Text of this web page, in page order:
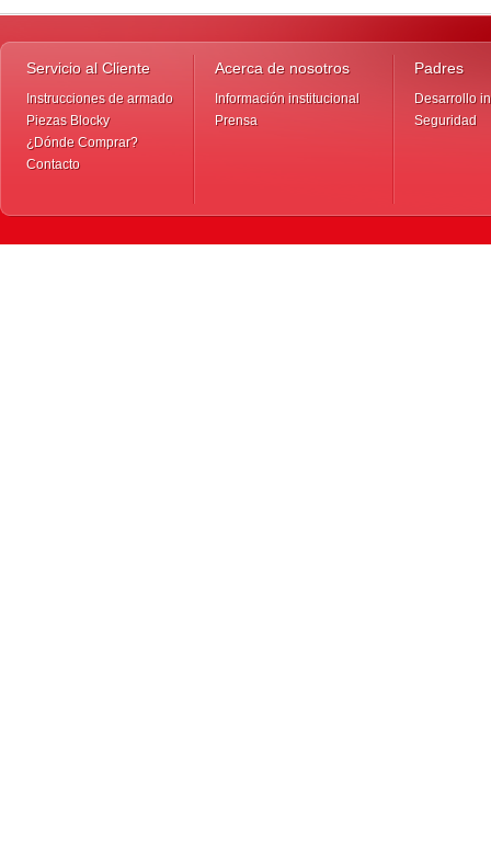
Servicio al Cliente
Instrucciones de armado
Piezas Blocky
¿Dónde Comprar?
Contacto
Acerca de nosotros
Información institucional
Prensa
Padres
Desarrollo
Seguridad